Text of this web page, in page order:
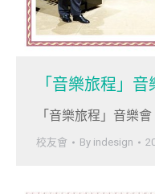
「音樂旅程」音
「音樂旅程」音樂會
校友會 By indesign